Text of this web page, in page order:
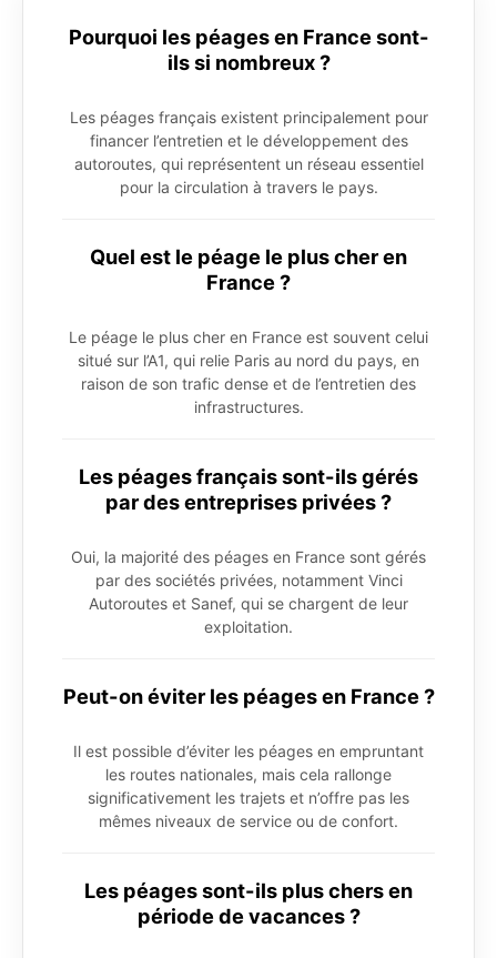
Pourquoi les péages en France sont-
ils si nombreux ?
Les péages français existent principalement pour
financer l’entretien et le développement des
autoroutes, qui représentent un réseau essentiel
pour la circulation à travers le pays.
Quel est le péage le plus cher en
France ?
Le péage le plus cher en France est souvent celui
situé sur l’A1, qui relie Paris au nord du pays, en
raison de son trafic dense et de l’entretien des
infrastructures.
Les péages français sont-ils gérés
par des entreprises privées ?
Oui, la majorité des péages en France sont gérés
par des sociétés privées, notamment Vinci
Autoroutes et Sanef, qui se chargent de leur
exploitation.
Peut-on éviter les péages en France ?
Il est possible d’éviter les péages en empruntant
les routes nationales, mais cela rallonge
significativement les trajets et n’offre pas les
mêmes niveaux de service ou de confort.
Les péages sont-ils plus chers en
période de vacances ?